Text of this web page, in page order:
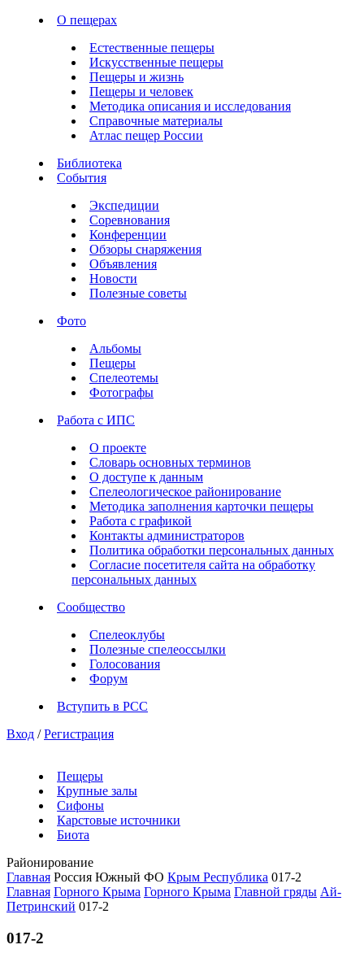
О пещерах
Естественные пещеры
Искусственные пещеры
Пещеры и жизнь
Пещеры и человек
Методика описания и исследования
Справочные материалы
Атлас пещер России
Библиотека
События
Экспедиции
Соревнования
Конференции
Обзоры снаряжения
Объявления
Новости
Полезные советы
Фото
Альбомы
Пещеры
Спелеотемы
Фотографы
Работа с ИПС
О проекте
Словарь основных терминов
О доступе к данным
Спелеологическое районирование
Методика заполнения карточки пещеры
Работа с графикой
Контакты администраторов
Политика обработки персональных данных
Согласие посетителя сайта на обработку
персональных данных
Сообщество
Спелеоклубы
Полезные спелеоссылки
Голосования
Форум
Вступить в РСС
Вход / Регистрация
Пещеры
Крупные залы
Сифоны
Карстовые источники
Биота
Районирование
Главная Россия Южный ФО Крым Республика 017-2
Главная Горного Крыма Горного Крыма Главной гряды Ай-
Петринский 017-2
017-2